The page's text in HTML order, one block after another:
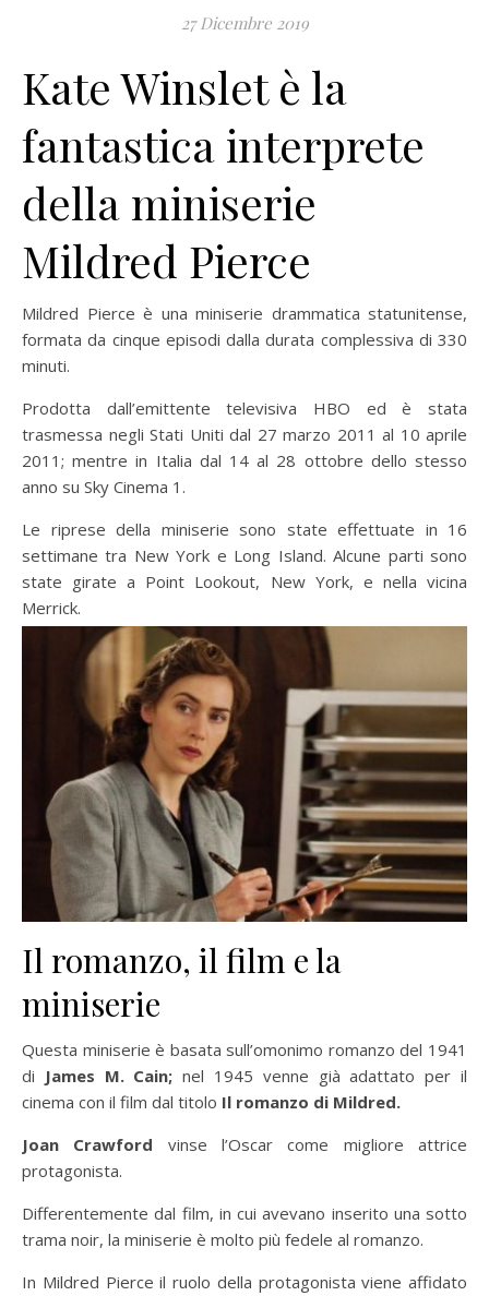
27 Dicembre 2019
Kate Winslet è la
fantastica interprete
della miniserie
Mildred Pierce
Mildred Pierce è una miniserie drammatica statunitense,
formata da cinque episodi dalla durata complessiva di 330
minuti.
Prodotta dall’emittente televisiva HBO ed è stata
trasmessa negli Stati Uniti dal 27 marzo 2011 al 10 aprile
2011; mentre in Italia dal 14 al 28 ottobre dello stesso
anno su Sky Cinema 1.
Le riprese della miniserie sono state effettuate in 16
settimane tra New York e Long Island. Alcune parti sono
state girate a Point Lookout, New York, e nella vicina
Merrick.
Il romanzo, il film e la
miniserie
Questa miniserie è basata sull’omonimo romanzo del 1941
di James M. Cain; nel 1945 venne già adattato per il
cinema con il film dal titolo Il romanzo di Mildred.
Joan Crawford vinse l’Oscar come migliore attrice
protagonista.
Differentemente dal film, in cui avevano inserito una sotto
trama noir, la miniserie è molto più fedele al romanzo.
In Mildred Pierce il ruolo della protagonista viene affidato